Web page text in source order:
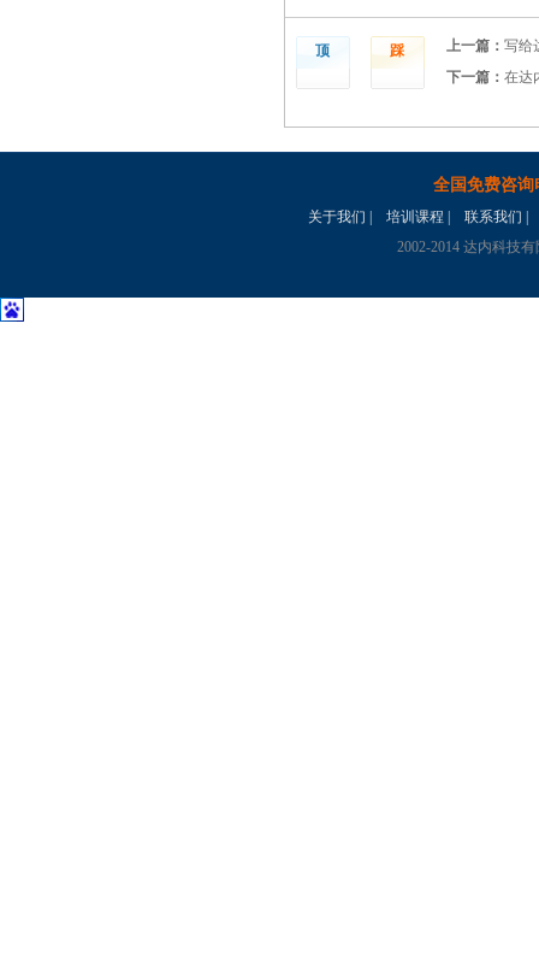
顶 踩 上一篇： 写给
下一篇： 在达
全国免费咨询
关于我们 培训课程 联系我们
2002-2014 达内科技